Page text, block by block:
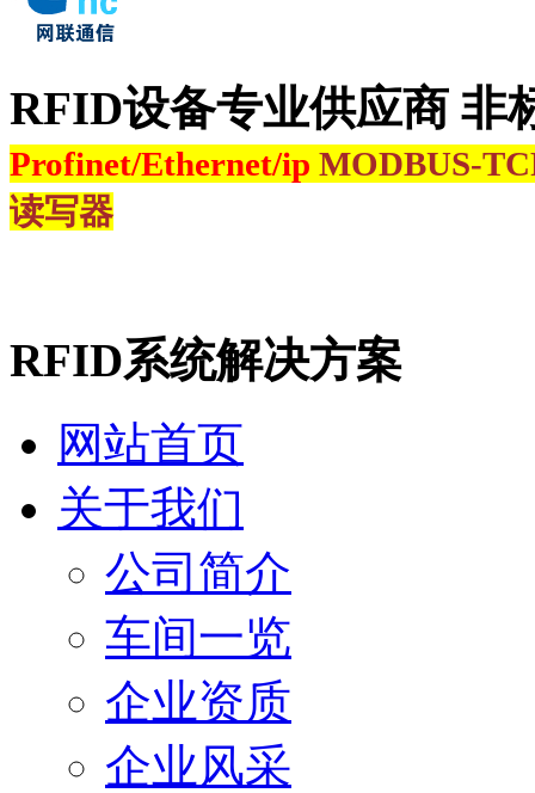
RFID设备专业供应商 非
Profinet/Ethernet/ip MODBUS-
读写器
RFID系统解决方案
网站首页
关于我们
公司简介
车间一览
企业资质
企业风采